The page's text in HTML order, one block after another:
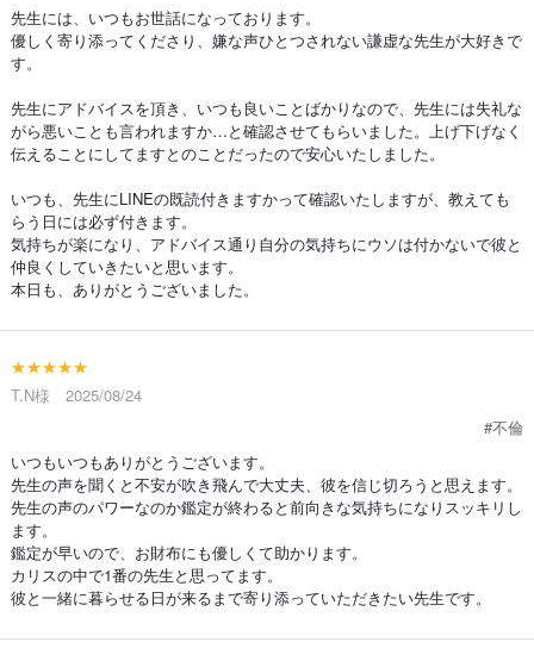
先生には、いつもお世話になっております。
優しく寄り添ってくださり、嫌な声ひとつされない謙虚な先生が大好きで
す。
先生にアドバイスを頂き、いつも良いことばかりなので、先生には失礼な
がら悪いことも言われますか…と確認させてもらいました。上げ下げなく
伝えることにしてますとのことだったので安心いたしました。
いつも、先生にLINEの既読付きますかって確認いたしますが、教えても
らう日には必ず付きます。
気持ちが楽になり、アドバイス通り自分の気持ちにウソは付かないで彼と
仲良くしていきたいと思います。
本日も、ありがとうございました。
★★★★★
T.N様 2025/08/24
#不倫
いつもいつもありがとうございます。
先生の声を聞くと不安が吹き飛んで大丈夫、彼を信じ切ろうと思えます。
先生の声のパワーなのか鑑定が終わると前向きな気持ちになりスッキリし
ます。
鑑定が早いので、お財布にも優しくて助かります。
カリスの中で1番の先生と思ってます。
彼と一緒に暮らせる日が来るまで寄り添っていただきたい先生です。